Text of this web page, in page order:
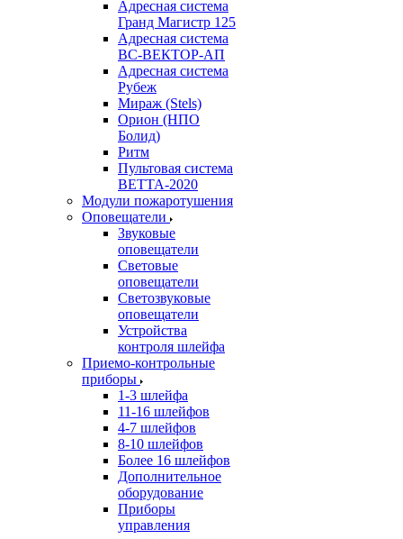
Адресная система
Гранд Магистр 125
Адресная система
ВС-ВЕКТОР-АП
Адресная система
Рубеж
Мираж (Stels)
Орион (НПО
Болид)
Ритм
Пультовая система
ВЕТТА-2020
Модули пожаротушения
Оповещатели
Звуковые
оповещатели
Световые
оповещатели
Светозвуковые
оповещатели
Устройства
контроля шлейфа
Приемо-контрольные
приборы
1-3 шлейфа
11-16 шлейфов
4-7 шлейфов
8-10 шлейфов
Более 16 шлейфов
Дополнительное
оборудование
Приборы
управления